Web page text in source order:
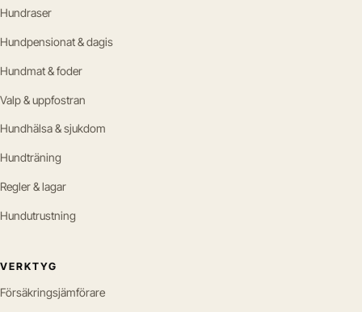
Hundraser
Hundpensionat & dagis
Hundmat & foder
Valp & uppfostran
Hundhälsa & sjukdom
Hundträning
Regler & lagar
Hundutrustning
VERKTYG
Försäkringsjämförare